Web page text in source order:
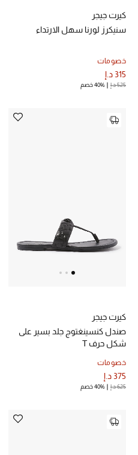
ما وصلنا حديثاً
الجمال
مستلزمات المنزل
المجوهرات
كيرت جيجر
سنيكرز لورنا سهل الارتداء
خصومات
315 د.إ
525 د.إ 40% خصم
كيرت جيجر
صندل كنسينغتوج جلد بسير على
شكل حرف T
خصومات
375 د.إ
625 د.إ 40% خصم